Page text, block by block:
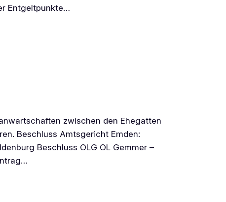
Entgeltpunkte…
zwischen den Ehegatten
Beschluss Amtsgericht Emden:
Beschluss OLG OL Gemmer –